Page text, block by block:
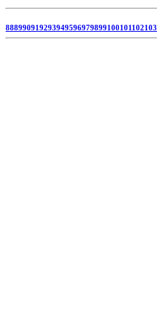
888990919293949596979899100101102103